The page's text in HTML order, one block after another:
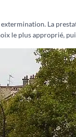
La
le plus approprié,